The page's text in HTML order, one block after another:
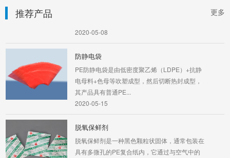
更多
推荐产品
2020-05-08
防静电袋
PE防静电袋是由低密度聚乙烯（LDPE）+抗静
电母料+色母等吹塑成型，然后切断热封成型，
其产品具有普通PE...
2020-05-15
脱氧保鲜剂
脱氧保鲜剂是一种黑色颗粒状固体，通常包装在
具有多微孔的PE复合纸内，它通过与空气中的